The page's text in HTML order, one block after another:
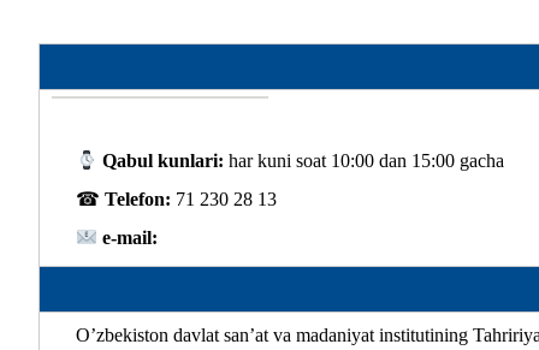
Qabul kunlari: har kuni soat 10:00 dan 15:00 gacha
☎ Telefon: 71 230 28 13
e-mail:
O’zbekiston davlat san’at va madaniyat institutining